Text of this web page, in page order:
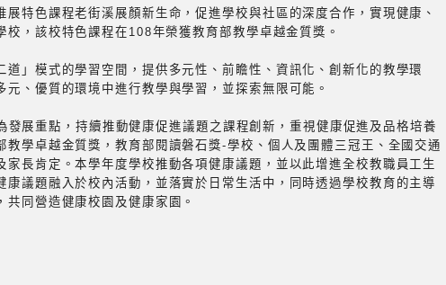
特色課程老街溪展顏新生命，促進學校與社區的深度合作，實現健康、
，該校特色課程在108年榮獲教育部教學卓越金質獎。
」模式的學習空間，提供多元性、前瞻性、資訊化、創新化的教學環
、優質的環境中進行教學與學習，並探索無限可能。
展重點，持續推動健康促進議題之課程創新，重視健康促進及品格培養
學卓越金質獎，教育部閱讀磐石獎-學校、個人及團體三冠王、全國交通
長肯定。本學年度學校推動各項健康議題，並以此增進全校教職員工生
議題融入於校內活動，並落實於日常生活中，同時透過學校教育的主導
同營造健康校園及健康家園。